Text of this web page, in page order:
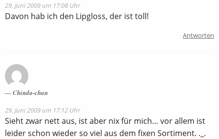
29. Juni 2009 um 17:08 Uhr
Davon hab ich den Lipgloss, der ist toll!
Antworten
Chinda-chan
29. Juni 2009 um 17:12 Uhr
Sieht zwar nett aus, ist aber nix für mich… vor allem ist
leider schon wieder so viel aus dem fixen Sortiment. ._.